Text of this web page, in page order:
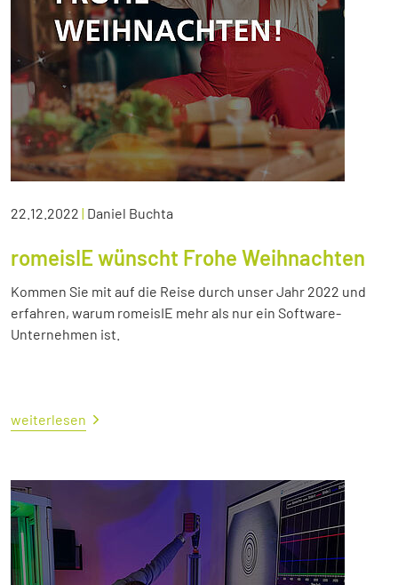
22.12.2022 | Daniel Buchta
romeisIE wünscht Frohe Weihnachten
Kommen Sie mit auf die Reise durch unser Jahr 2022 und
erfahren, warum romeisIE mehr als nur ein Software-
Unternehmen ist.
weiterlesen